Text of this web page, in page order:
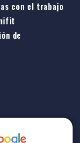
con el trabajo
de